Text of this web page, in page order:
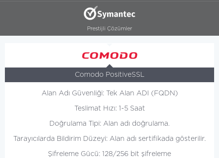
Prestijli Çözümler
Comodo PositiveSSL
Alan Adı Güvenliği: Tek Alan ADI (FQDN)
Teslimat Hızı: 1-5 Saat
Doğrulama Tipi: Alan adı doğrulama.
Tarayıcılarda Bildirim Düzeyi: Alan adı sertifikada gösterilir.
Şifreleme Gücü: 128/256 bit şifreleme